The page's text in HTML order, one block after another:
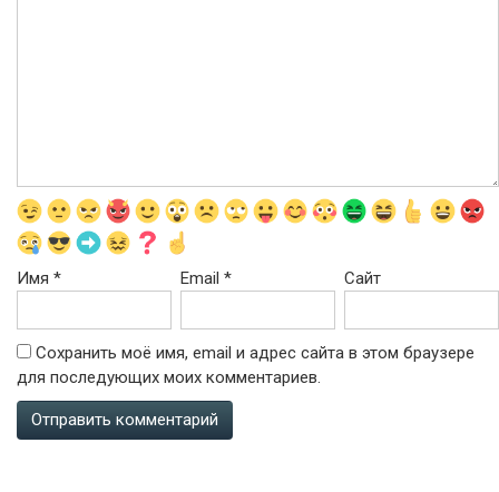
Имя * Email* Сайт
Сохранить моё имя, email и адрес сайта в этом браузере
для последующих моих комментариев.